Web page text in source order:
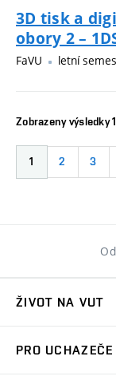
3D tisk a
obory 2 –
FaVU letní
Zobrazeny výsledky
1 2 3
ŽIVOT NA VUT
PRO UCHAZEČE